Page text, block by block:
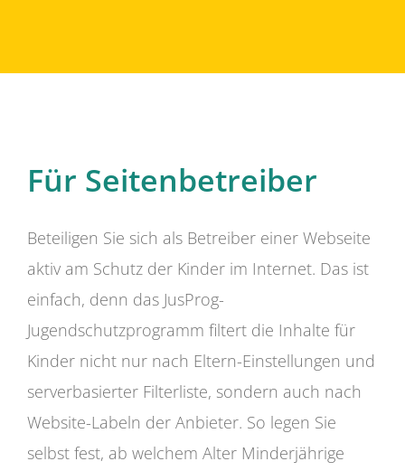
Für Seitenbetreiber
Beteiligen Sie sich als Betreiber einer Webseite
aktiv am Schutz der Kinder im Internet. Das ist
einfach, denn das JusProg-
Jugendschutzprogramm filtert die Inhalte für
Kinder nicht nur nach Eltern-Einstellungen und
serverbasierter Filterliste, sondern auch nach
Website-Labeln der Anbieter. So legen Sie
selbst fest, ab welchem Alter Minderjährige